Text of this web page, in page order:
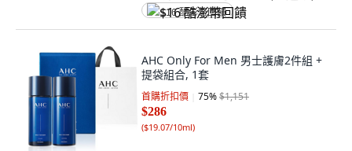
$16 酷澎幣回饋
AHC Only For Men 男士護膚2件組 +
提袋組合, 1套
首購折扣價 75%$1,151
$286
($19.07/10ml)